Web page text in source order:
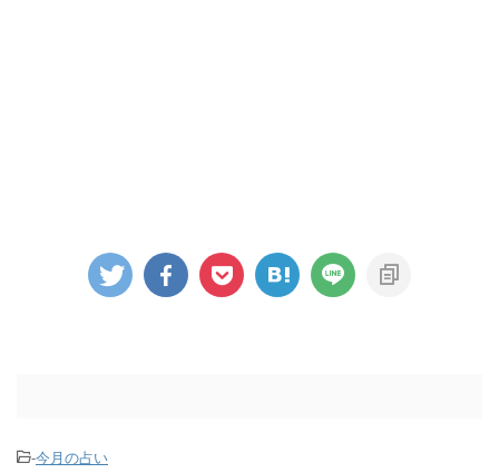
-今月の占い